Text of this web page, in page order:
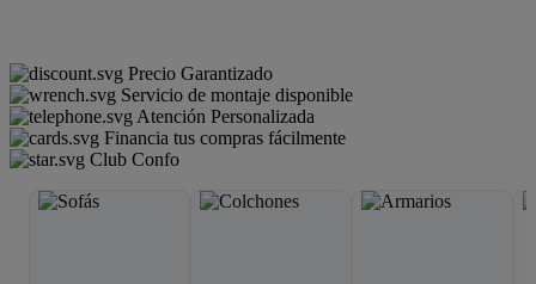
Precio Garantizado
Servicio de montaje disponible
Atención Personalizada
Financia tus compras fácilmente
Club Confo